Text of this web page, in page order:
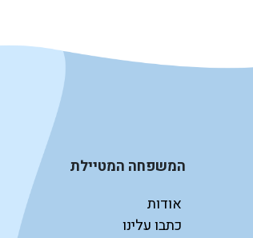
המשפחה המטיילת
אודות
כתבו עלינו